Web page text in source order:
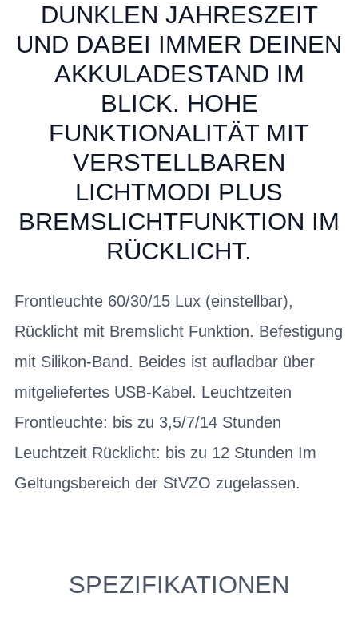
DUNKLEN JAHRESZEIT
UND DABEI IMMER DEINEN
AKKULADESTAND IM
BLICK. HOHE
FUNKTIONALITÄT MIT
VERSTELLBAREN
LICHTMODI PLUS
BREMSLICHTFUNKTION IM
RÜCKLICHT.
Frontleuchte 60/30/15 Lux (einstellbar),
Rücklicht mit Bremslicht Funktion. Befestigung
mit Silikon-Band. Beides ist aufladbar über
mitgeliefertes USB-Kabel. Leuchtzeiten
Frontleuchte: bis zu 3,5/7/14 Stunden
Leuchtzeit Rücklicht: bis zu 12 Stunden Im
Geltungsbereich der StVZO zugelassen.
SPEZIFIKATIONEN